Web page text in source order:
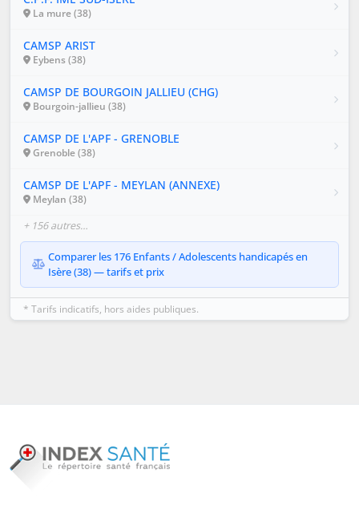
La mure (38)
CAMSP ARIST
Eybens (38)
CAMSP DE BOURGOIN JALLIEU (CHG)
Bourgoin-jallieu (38)
CAMSP DE L'APF - GRENOBLE
Grenoble (38)
CAMSP DE L'APF - MEYLAN (ANNEXE)
Meylan (38)
+ 156 autres…
Comparer les 176 Enfants / Adolescents handicapés en
Isère (38) — tarifs et prix
* Tarifs indicatifs, hors aides publiques.